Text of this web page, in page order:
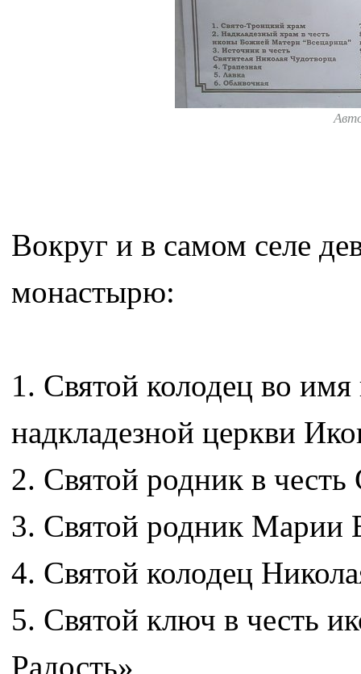
Вокруг и в самом селе
монастырю:
1. Святой колодец во
надкладезной церкви
2. Святой родник в
3. Святой родник Марии
4. Святой колодец
5. Святой ключ в честь
Радость»